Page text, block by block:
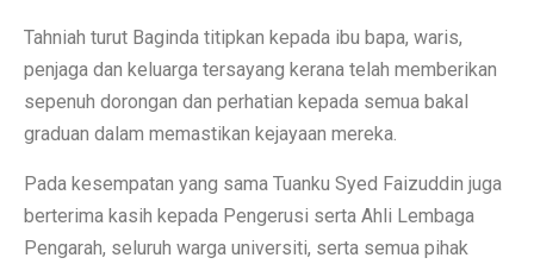
Tahniah turut Baginda titipkan kepada ibu bapa, waris,
penjaga dan keluarga tersayang kerana telah memberikan
sepenuh dorongan dan perhatian kepada semua bakal
graduan dalam memastikan kejayaan mereka.
Pada kesempatan yang sama Tuanku Syed Faizuddin juga
berterima kasih kepada Pengerusi serta Ahli Lembaga
Pengarah, seluruh warga universiti, serta semua pihak